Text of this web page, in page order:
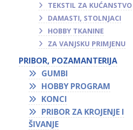
TEKSTIL ZA KUĆANSTVO
DAMASTI, STOLNJACI
HOBBY TKANINE
ZA VANJSKU PRIMJENU
PRIBOR, POZAMANTERIJA
GUMBI
HOBBY PROGRAM
KONCI
PRIBOR ZA KROJENJE I
ŠIVANJE